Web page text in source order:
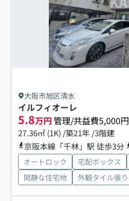
大阪市旭区清水
イルフィオーレ
5.8万円 管理/共益費5,000円
27.36㎡ (1K) /築21年 /3階建
京阪本線「千林」駅 徒歩3分
オートロック 宅配ボックス
閑静な住宅地
外観タイル張り